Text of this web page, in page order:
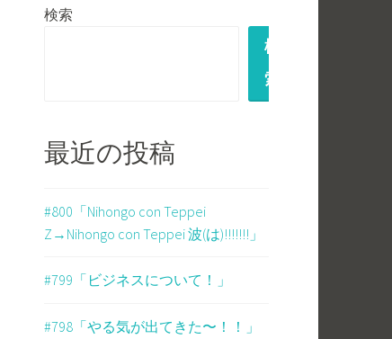
検索
検
索
最近の投稿
#800「Nihongo con Teppei
Z→Nihongo con Teppei 波(は)!!!!!!!」
#799「ビジネスについて！」
#798「やる気が出てきた〜！！」